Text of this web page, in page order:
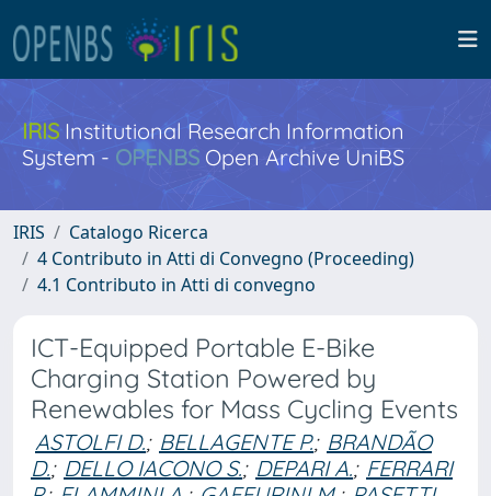
IRISInstitutional Research Information
System - OPENBS Open Archive UniBS
IRIS
Catalogo Ricerca
4 Contributo in Atti di Convegno (Proceeding)
4.1 Contributo in Atti di convegno
ICT-Equipped Portable E-Bike
Charging Station Powered by
Renewables for Mass Cycling Events
ASTOLFI D.; BELLAGENTE P.; BRANDÃO
D.; DELLO IACONO S.; DEPARI A.; FERRARI